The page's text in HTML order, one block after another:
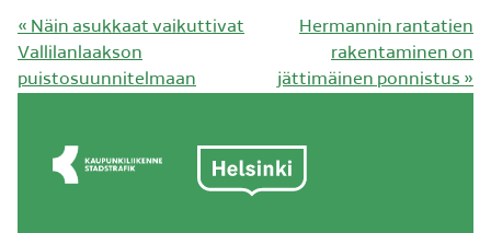
« Edellinen
artikkeli:
Näin asukkaat vaikuttivat
Vallilanlaakson
puistosuunnitelmaan
Seuraava
artikkeli:
Hermannin rantatien
rakentaminen on
jättimäinen ponnistus »